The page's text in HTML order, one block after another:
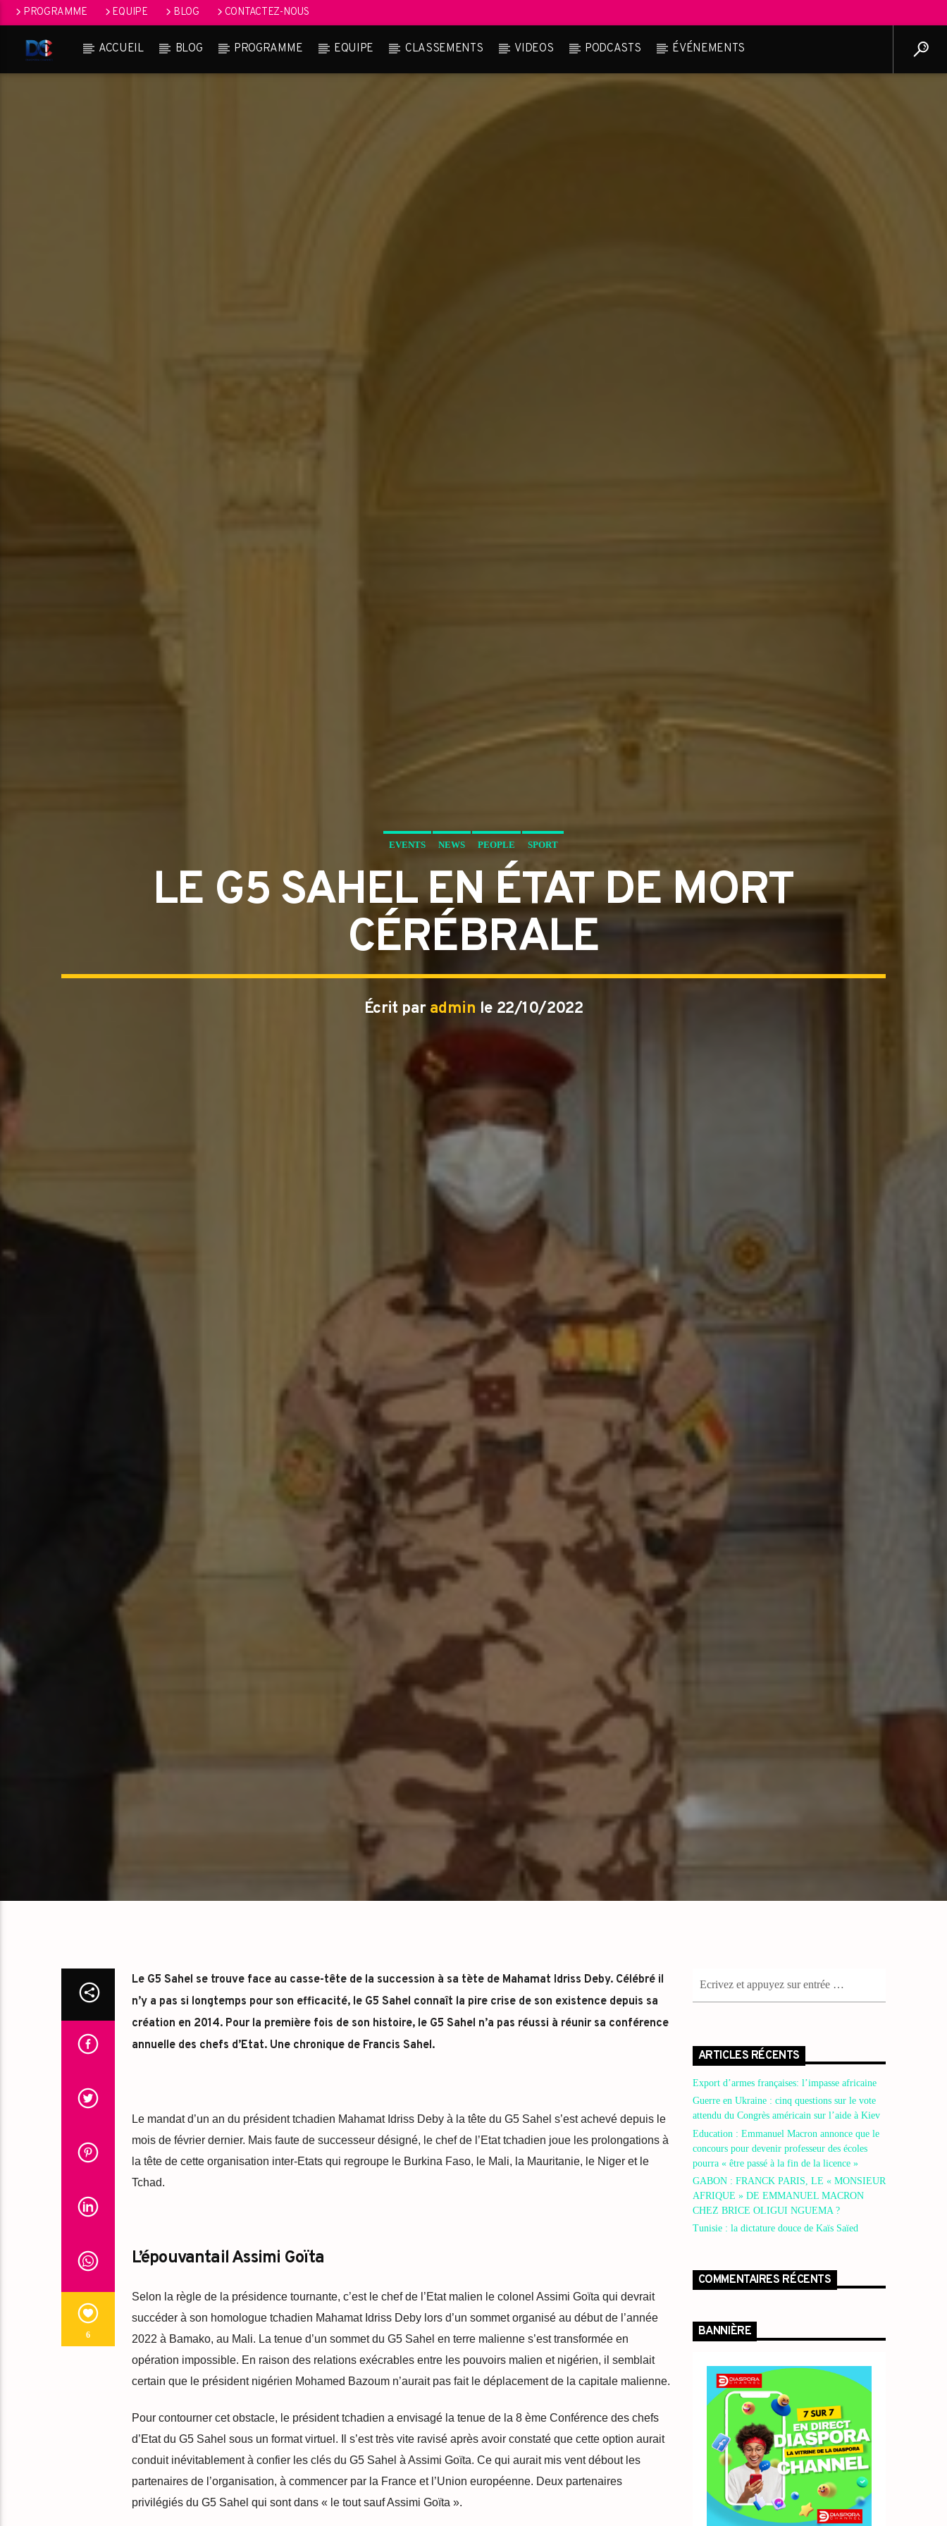
PROGRAMME EQUIPE BLOG CONTACTEZ-NOUS
ACCUEIL BLOG PROGRAMME EQUIPE CLASSEMENTS VIDEOS PODCASTS ÉVÉNEMENTS
EVENTS NEWS PEOPLE SPORT
LE G5 SAHEL EN ÉTAT DE MORT
CÉRÉBRALE
Écrit par admin le 22/10/2022
6
Le G5 Sahel se trouve face au casse-tête de la succession à sa tète de Mahamat Idriss Deby. Célébré il
n’y a pas si longtemps pour son efficacité, le G5 Sahel connaît la pire crise de son existence depuis sa
création en 2014. Pour la première fois de son histoire, le G5 Sahel n’a pas réussi à réunir sa conférence
annuelle des chefs d’Etat. Une chronique de Francis Sahel.
Le mandat d’un an du président tchadien Mahamat Idriss Deby à la tête du G5 Sahel s’est achevé depuis le
mois de février dernier. Mais faute de successeur désigné, le chef de l’Etat tchadien joue les prolongations à
la tête de cette organisation inter-Etats qui regroupe le Burkina Faso, le Mali, la Mauritanie, le Niger et le
Tchad.
L’épouvantail Assimi Goïta
Selon la règle de la présidence tournante, c’est le chef de l’Etat malien le colonel Assimi Goïta qui devrait
succéder à son homologue tchadien Mahamat Idriss Deby lors d’un sommet organisé au début de l’année
2022 à Bamako, au Mali. La tenue d’un sommet du G5 Sahel en terre malienne s’est transformée en
opération impossible. En raison des relations exécrables entre les pouvoirs malien et nigérien, il semblait
certain que le président nigérien Mohamed Bazoum n’aurait pas fait le déplacement de la capitale malienne.
Pour contourner cet obstacle, le président tchadien a envisagé la tenue de la 8 ème Conférence des chefs
d’Etat du G5 Sahel sous un format virtuel. Il s’est très vite ravisé après avoir constaté que cette option aurait
conduit inévitablement à confier les clés du G5 Sahel à Assimi Goïta. Ce qui aurait mis vent débout les
partenaires de l’organisation, à commencer par la France et l’Union européenne. Deux partenaires
privilégiés du G5 Sahel qui sont dans « le tout sauf Assimi Goïta ».
ARTICLES RÉCENTS
Export d’armes françaises: l’impasse africaine
Guerre en Ukraine : cinq questions sur le vote
attendu du Congrès américain sur l’aide à Kiev
Education : Emmanuel Macron annonce que le
concours pour devenir professeur des écoles
pourra « être passé à la fin de la licence »
GABON : FRANCK PARIS, LE « MONSIEUR
AFRIQUE » DE EMMANUEL MACRON
CHEZ BRICE OLIGUI NGUEMA ?
Tunisie : la dictature douce de Kaïs Saïed
COMMENTAIRES RÉCENTS
BANNIÈRE